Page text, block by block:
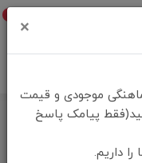
×
موجودی و قیمت
پیامک پاسخ
داریم.